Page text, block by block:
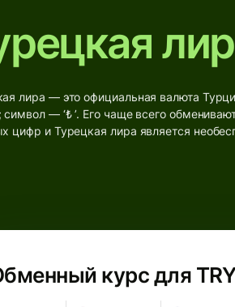
лира — это официальная валюта
— ‘₺ ’. Его чаще всего
цифр и Турецкая лира является
курс для